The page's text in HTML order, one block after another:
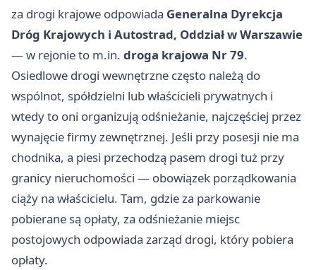
za drogi krajowe odpowiada Generalna Dyrekcja
Dróg Krajowych i Autostrad, Oddział w Warszawie
— w rejonie to m.in. droga krajowa Nr 79.
Osiedlowe drogi wewnętrzne często należą do
wspólnot, spółdzielni lub właścicieli prywatnych i
wtedy to oni organizują odśnieżanie, najczęściej przez
wynajęcie firmy zewnętrznej. Jeśli przy posesji nie ma
chodnika, a piesi przechodzą pasem drogi tuż przy
granicy nieruchomości — obowiązek porządkowania
ciąży na właścicielu. Tam, gdzie za parkowanie
pobierane są opłaty, za odśnieżanie miejsc
postojowych odpowiada zarząd drogi, który pobiera
opłaty.